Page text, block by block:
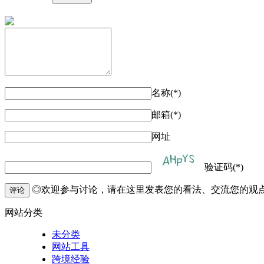
名称(*)
邮箱(*)
网址
验证码(*)
评论 ◎欢迎参与讨论，请在这里发表您的看法、交流您的观
网站分类
未分类
网站工具
跨境经验